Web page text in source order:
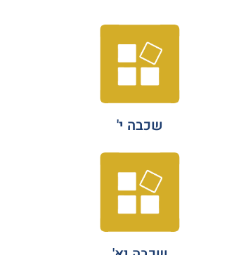
שכבה י'